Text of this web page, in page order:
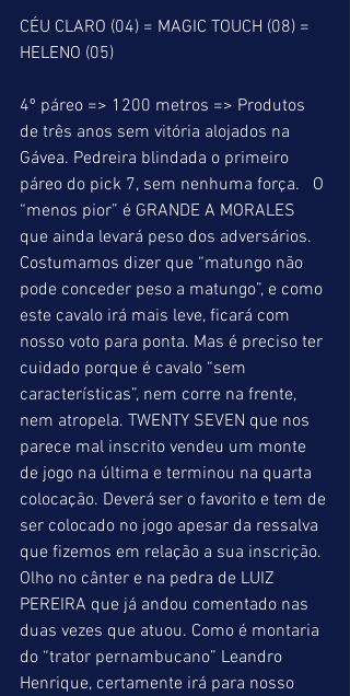
CÉU CLARO (04) = MAGIC TOUCH (08) =
HELENO (05)
4º páreo => 1200 metros => Produtos
de três anos sem vitória alojados na
Gávea. Pedreira blindada o primeiro
páreo do pick 7, sem nenhuma força.   O
“menos pior” é GRANDE A MORALES
que ainda levará peso dos adversários.
Costumamos dizer que “matungo não
pode conceder peso a matungo”, e como
este cavalo irá mais leve, ficará com
nosso voto para ponta. Mas é preciso ter
cuidado porque é cavalo “sem
características”, nem corre na frente,
nem atropela. TWENTY SEVEN que nos
parece mal inscrito vendeu um monte
de jogo na última e terminou na quarta
colocação. Deverá ser o favorito e tem de
ser colocado no jogo apesar da ressalva
que fizemos em relação a sua inscrição.
Olho no cânter e na pedra de LUIZ
PEREIRA que já andou comentado nas
duas vezes que atuou. Como é montaria
do “trator pernambucano” Leandro
Henrique, certamente irá para nosso